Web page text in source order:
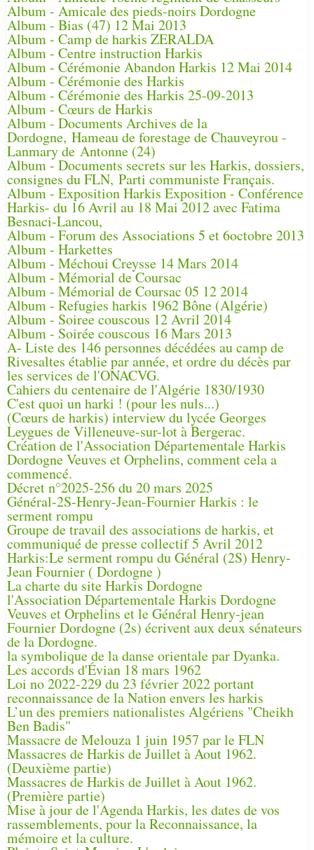
Album - Amicale des pieds-noirs Dordogne
Album - Bias (47) 12 Mai 2013
Album - Camp de harkis ZERALDA
Album - Centre instruction Harkis
Album - Cérémonie Abandon Harkis 12 Mai 2014
Album - Cérémonie des Harkis
Album - Cérémonie des Harkis 25-09-2013
Album - Cœurs de Harkis
Album - Documents Archives de la
Dordogne, Hameau de forestage de Chauveyrou -
Lanmary de Antonne (24)
Album - Documents secrets sur les Harkis, dossiers,
consignes du FLN, Parti communiste Français.
Album - Exposition Harkis Exposition - Conférence
Harkis- du 16 Avril au 18 Mai 2012 avec Fatima
Besnaci-Lancou,
Album - Forum des Associations 5 et 6octobre 2013
Album - Harkettes
Album - Méchoui Creysse 14 Mars 2014
Album - Mémorial de Coursac
Album - Mémorial de Coursac 05 12 2014
Album - Refugies harkis 1962 Bône (Algérie)
Album - Soiree couscous 12 Avril 2014
Album - Soirée couscous 16 Mars 2013
A- Liste des 146 personnes décédées au camp de
Rivesaltes établie par année, et ordre du décès par
les services de l'ONACVG.
Cahiers du centenaire de l'Algérie 1830/1930
C'est quoi un harki ! (pour les nuls...)
(Cœurs de harkis) interview du lycée Georges
Leygues de Villeneuve-sur-lot à Bergerac.
Création de l'Association Départementale Harkis
Dordogne Veuves et Orphelins, comment cela a
commencé.
Décret n°2025-256 du 20 mars 2025
Général-2S-Henry-Jean-Fournier Harkis : le
serment rompu
Groupe de travail des associations de harkis, et
communiqué de presse collectif 5 Avril 2012
Harkis:Le serment rompu du Général (2S) Henry-
Jean Fournier ( Dordogne )
La charte du site Harkis Dordogne
l'Association Départementale Harkis Dordogne
Veuves et Orphelins et le Général Henry-jean
Fournier Dordogne (2s) écrivent aux deux sénateurs
de la Dordogne.
la symbolique de la danse orientale par Dyanka.
Les accords d'Évian 18 mars 1962
Loi no 2022-229 du 23 février 2022 portant
reconnaissance de la Nation envers les harkis
L’un des premiers nationalistes Algériens "Cheikh
Ben Badis"
Massacre de Melouza 1 juin 1957 par le FLN
Massacres de Harkis de Juillet à Aout 1962.
(Deuxième partie)
Massacres de Harkis de Juillet à Aout 1962.
(Première partie)
Mise à jour de l'Agenda Harkis, les dates de vos
rassemblements, pour la Reconnaissance, la
mémoire et la culture.